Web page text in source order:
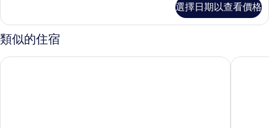
片
情
所
有
相
片
客
房
的
情
選擇日期以查看價格
類似的住宿
銀地顏飯店 奧拉克